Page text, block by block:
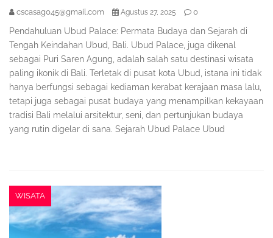
cscasag045@gmail.com Agustus 27, 2025 0
Pendahuluan Ubud Palace: Permata Budaya dan Sejarah di
Tengah Keindahan Ubud, Bali. Ubud Palace, juga dikenal
sebagai Puri Saren Agung, adalah salah satu destinasi wisata
paling ikonik di Bali. Terletak di pusat kota Ubud, istana ini tidak
hanya berfungsi sebagai kediaman kerabat kerajaan masa lalu,
tetapi juga sebagai pusat budaya yang menampilkan kekayaan
tradisi Bali melalui arsitektur, seni, dan pertunjukan budaya
yang rutin digelar di sana. Sejarah Ubud Palace Ubud
WISATA